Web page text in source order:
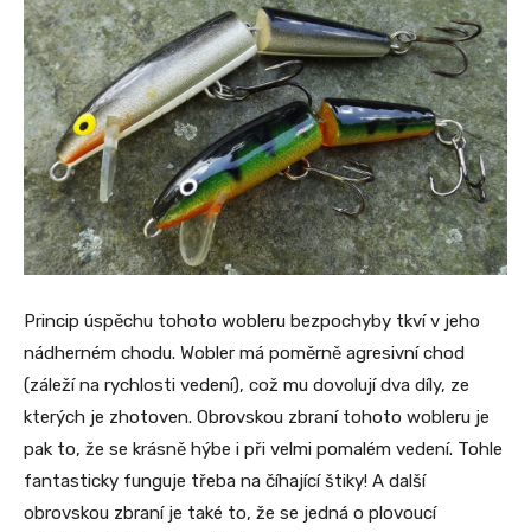
Princip úspěchu tohoto wobleru bezpochyby tkví v jeho
nádherném chodu. Wobler má poměrně agresivní chod
(záleží na rychlosti vedení), což mu dovolují dva díly, ze
kterých je zhotoven. Obrovskou zbraní tohoto wobleru je
pak to, že se krásně hýbe i při velmi pomalém vedení. Tohle
fantasticky funguje třeba na číhající štiky! A další
obrovskou zbraní je také to, že se jedná o plovoucí